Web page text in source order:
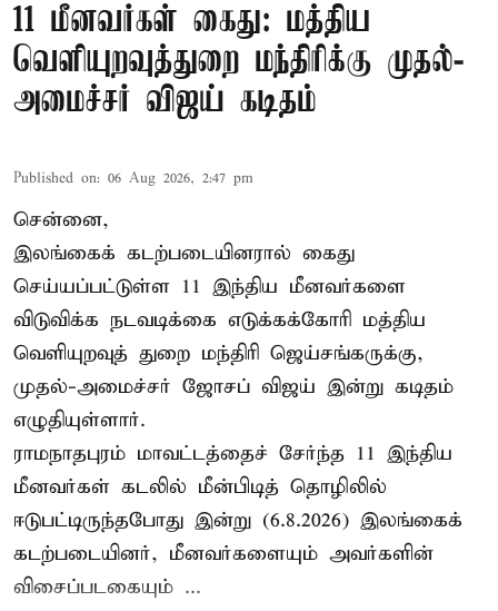
11 மீனவர்கள் கைது: மத்திய
வெளியுறவுத்துறை மந்திரிக்கு முதல்-
அமைச்சர் விஜய் கடிதம்
Published on: 06 Aug 2026, 2:47 pm
சென்னை,
இலங்கைக் கடற்படையினரால் கைது
செய்யப்பட்டுள்ள 11 இந்திய மீனவர்களை
விடுவிக்க நடவடிக்கை எடுக்கக்கோரி மத்திய
வெளியுறவுத் துறை மந்திரி ஜெய்சங்கருக்கு,
முதல்-அமைச்சர் ஜோசப் விஜய் இன்று கடிதம்
எழுதியுள்ளார்.
ராமநாதபுரம் மாவட்டத்தைச் சேர்ந்த 11 இந்திய
மீனவர்கள் கடலில் மீன்பிடித் தொழிலில்
ஈடுபட்டிருந்தபோது இன்று (6.8.2026) இலங்கைக்
கடற்படையினர், மீனவர்களையும் அவர்களின்
விசைப்படகையும் ...